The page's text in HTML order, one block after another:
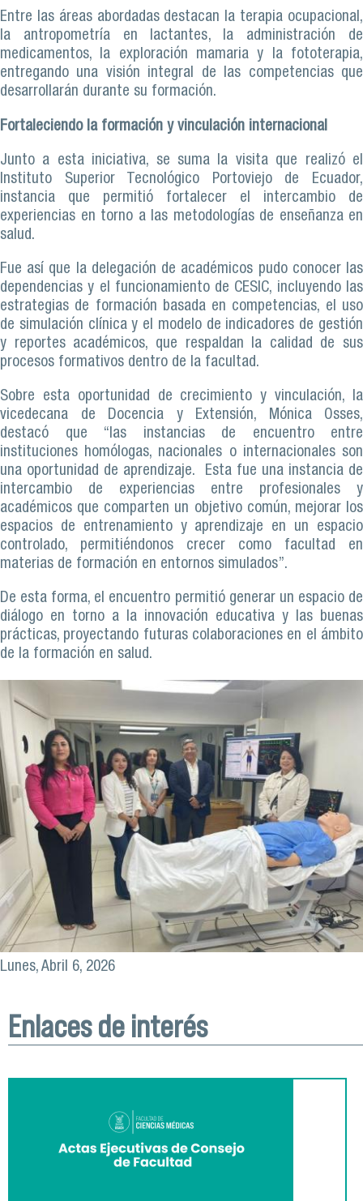
Entre las áreas abordadas destacan la terapia ocupacional,
la antropometría en lactantes, la administración de
medicamentos, la exploración mamaria y la fototerapia,
entregando una visión integral de las competencias que
desarrollarán durante su formación.
Fortaleciendo la formación y vinculación internacional
Junto a esta iniciativa, se suma la visita que realizó el
Instituto Superior Tecnológico Portoviejo de Ecuador,
instancia que permitió fortalecer el intercambio de
experiencias en torno a las metodologías de enseñanza en
salud.
Fue así que la delegación de académicos pudo conocer las
dependencias y el funcionamiento de CESIC, incluyendo las
estrategias de formación basada en competencias, el uso
de simulación clínica y el modelo de indicadores de gestión
y reportes académicos, que respaldan la calidad de sus
procesos formativos dentro de la facultad.
Sobre esta oportunidad de crecimiento y vinculación, la
vicedecana de Docencia y Extensión, Mónica Osses,
destacó que “las instancias de encuentro entre
instituciones homólogas, nacionales o internacionales son
una oportunidad de aprendizaje. Esta fue una instancia de
intercambio de experiencias entre profesionales y
académicos que comparten un objetivo común, mejorar los
espacios de entrenamiento y aprendizaje en un espacio
controlado, permitiéndonos crecer como facultad en
materias de formación en entornos simulados”.
De esta forma, el encuentro permitió generar un espacio de
diálogo en torno a la innovación educativa y las buenas
prácticas, proyectando futuras colaboraciones en el ámbito
de la formación en salud.
Lunes, Abril 6, 2026
Enlaces de interés